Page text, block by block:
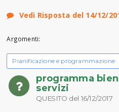
Vedi Risposta del 14/12/
Argomenti:
Pianificazione e programmazione
programma
servizi
QUESITO del 16/12/2017